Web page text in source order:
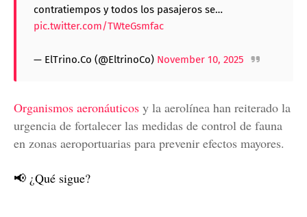
contratiempos y todos los pasajeros se…
pic.twitter.com/TWteGsmfac
— ElTrino.Co (@EltrinoCo) November 10, 2025
Organismos aeronáuticos y la aerolínea han reiterado la
urgencia de fortalecer las medidas de control de fauna
en zonas aeroportuarias para prevenir efectos mayores.
📢 ¿Qué sigue?